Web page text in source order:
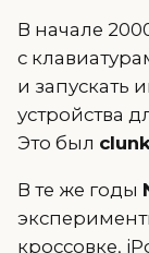
В начале
с
и запускать
устройства
Это был
В те же годы
кроссовке,